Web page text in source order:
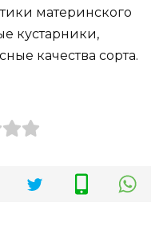
материнского
кустарники,
качества сорта.